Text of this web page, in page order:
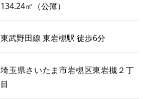
134.24㎡（公簿）
東武野田線 東岩槻駅 徒歩6分
埼玉県さいたま市岩槻区東岩槻２丁
目